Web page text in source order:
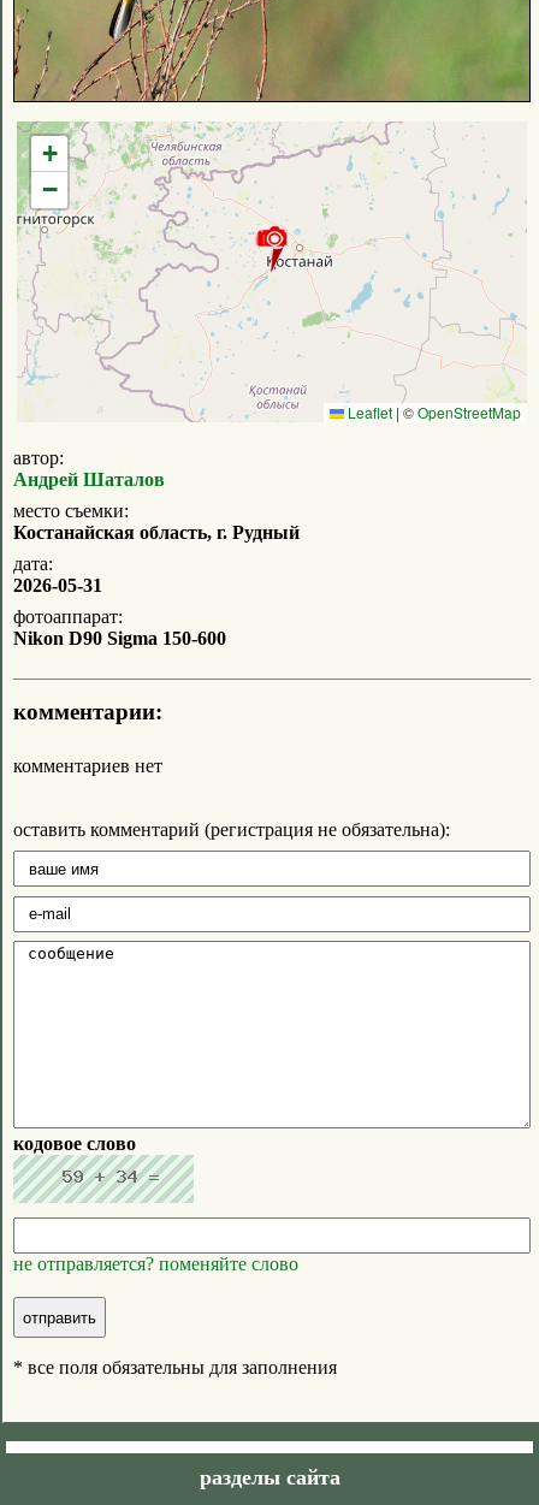
+
−
Leaflet | ©OpenStreetMap
автор:
Андрей Шаталов
место съемки:
Костанайская область, г. Рудный
дата:
2026-05-31
фотоаппарат:
Nikon D90 Sigma 150-600
комментарии:
комментариев нет
оставить комментарий (регистрация не обязательна):
кодовое слово
не отправляется? поменяйте слово
* все поля обязательны для заполнения
разделы сайта